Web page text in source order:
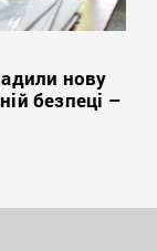
нову
безпеці –